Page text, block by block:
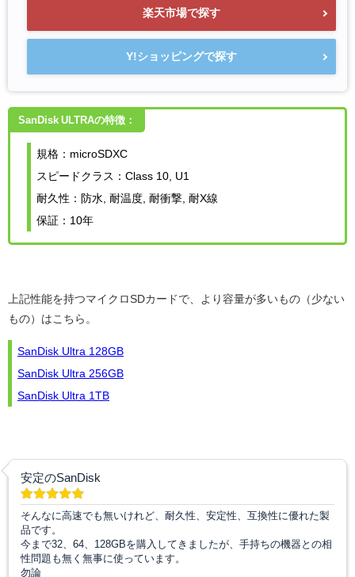
楽天市場で探す
Y!ショッピングで探す
SanDisk ULTRAの特徴：
規格：microSDXC
スピードクラス：Class 10, U1
耐久性：防水, 耐温度, 耐衝撃, 耐X線
保証：10年
上記性能を持つマイクロSDカードで、より容量が多いもの（少ない
もの）はこちら。
SanDisk Ultra 128GB
SanDisk Ultra 256GB
SanDisk Ultra 1TB
安定のSanDisk
そんなに高速でも無いけれど、耐久性、安定性、互換性に優れた製
品です。
今まで32、64、128GBを購入してきましたが、手持ちの機器との相
性問題も無く無事に使っています。
勿論